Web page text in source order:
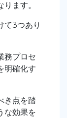
ます。
て3つあり
務プロセ
明確化す
き点を踏
な効果を